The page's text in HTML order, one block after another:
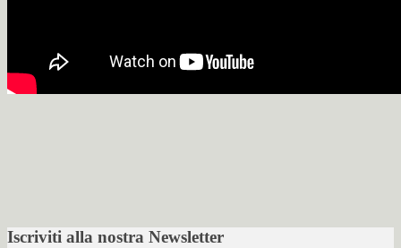
Iscriviti alla nostra Newsletter